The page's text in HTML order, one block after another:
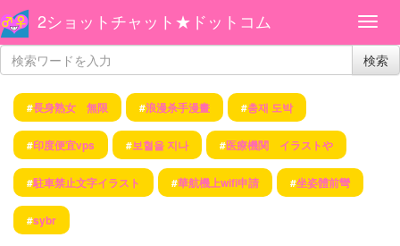
2ショットチャット★ドットコム
検索
#長身熟女 無限 #浪漫杀手漫畫 #총재 도박
#印度便宜vps #보혈을 지나 #医療機関 イラストや
#駐車禁止文字イラスト #華航機上wifi申請 #坐姿體前彎
#sybr